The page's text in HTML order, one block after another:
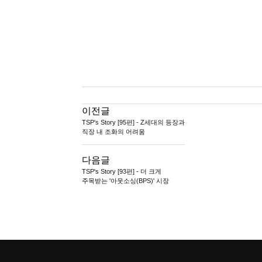
이전글
TSP's Story [95편] - Z세대의 등장과
직장 내 조화의 어려움
다음글
TSP's Story [93편] - 더 크게
주목받는 '아웃소싱(BPS)' 시장